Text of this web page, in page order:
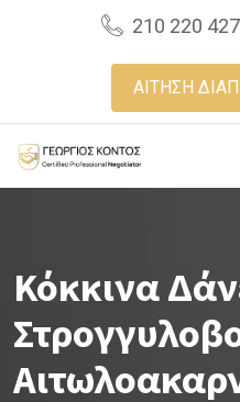
210 220
ΑΙΤΗΣΗ
Κόκκινα